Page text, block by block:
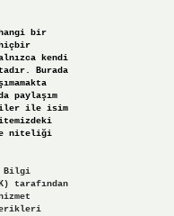
bir
kendi
Burada
paylaşım
ile isim
niteliği
Bilgi
tarafından